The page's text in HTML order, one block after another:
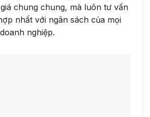
chung chung, mà luôn tư vấn
nhất với ngân sách của mọi
nghiệp.